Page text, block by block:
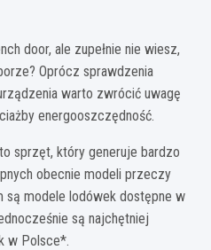
door, ale zupełnie nie wiesz,
Oprócz sprawdzenia
warto zwrócić uwagę
energooszczędność.
sprzęt, który generuje bardzo
obecnie modeli przeczy
są modele lodówek dostępne w
są najchętniej
w Polsce*.